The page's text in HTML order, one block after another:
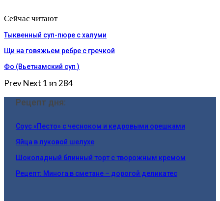
Сейчас читают
Тыквенный суп-пюре с халуми
Щи на говяжьем ребре с гречкой
Фо (Вьетнамский суп )
PrevNext 1 из 284
Рецепт дня:
Соус «Песто» с чесноком и кедровыми орешками
Яйца в луковой шелухе
Шоколадный блинный торт с творожным кремом
Рецепт: Минога в сметане – дорогой деликатес